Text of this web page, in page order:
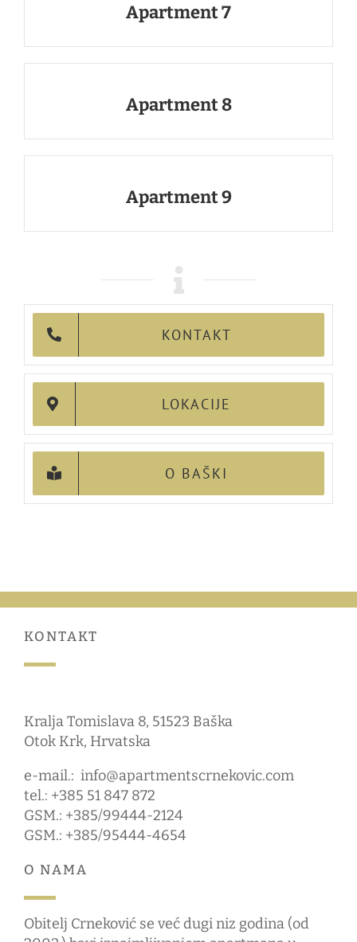
Apartment 7
Apartment 8
Apartment 9
KONTAKT
LOKACIJE
O BAŠKI
KONTAKT
Kralja Tomislava 8, 51523 Baška
Otok Krk, Hrvatska
e-mail.: info@apartmentscrnekovic.com
tel.: +385 51 847 872
GSM.: +385/99444-2124
GSM.: +385/95444-4654
O NAMA
Obitelj Crneković se već dugi niz godina (od